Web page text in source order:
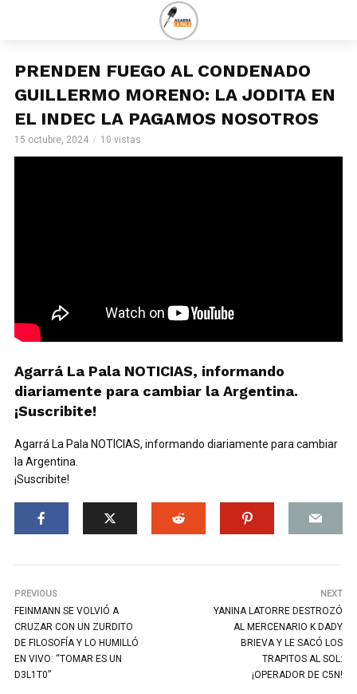
PRENDEN FUEGO AL CONDENADO
GUILLERMO MORENO: LA JODITA EN
EL INDEC LA PAGAMOS NOSOTROS
15 octubre, 2024 10 vistas
Agarrá La Pala NOTICIAS, informando
diariamente para cambiar la Argentina.
¡Suscribite!
Agarrá La Pala NOTICIAS, informando diariamente para cambiar
la Argentina.
¡Suscribite!
PREVIOUS
FEINMANN SE VOLVIÓ A
CRUZAR CON UN ZURDITO
DE FILOSOFÍA Y LO HUMILLÓ
EN VIVO: “TOMAR ES UN
D3L1T0”
NEXT
YANINA LATORRE DESTROZÓ
AL MERCENARIO K DADY
BRIEVA Y LE SACÓ LOS
TRAPITOS AL SOL:
¡OPERADOR DE C5N!